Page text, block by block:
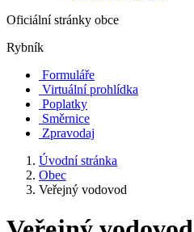
Oficiální stránky obce
Rybník
Formuláře
Virtuální prohlídka
Poplatky
Směrnice
Zpravodaj
Úvodní stránka
Obec
Veřejný vodovod